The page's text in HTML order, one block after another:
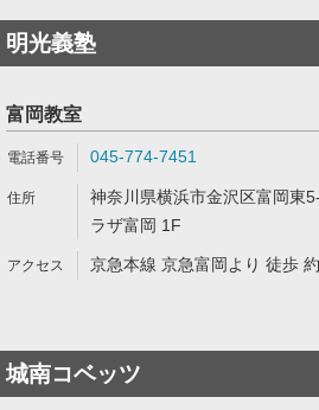
明光義塾
富岡教室
045-774-7451
神奈川県横浜市金沢区富岡東
ラザ富岡 1F
京急本線 京急富岡より 徒歩
城南コベッツ